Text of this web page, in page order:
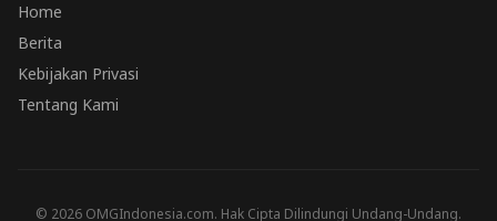
Home
Berita
Kebijakan Privasi
Tentang Kami
© 2026 OMGIndonesia.com. Hak Cipta Dilindungi Undang-Undang.